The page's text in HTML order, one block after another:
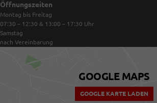
Öffnungszeiten
Montag bis Freitag
07:30 – 12:30 & 13:00 – 17:30 Uhr
Samstag
nach Vereinbarung
GOOGLE MAPS
GOOGLE KARTE LADEN